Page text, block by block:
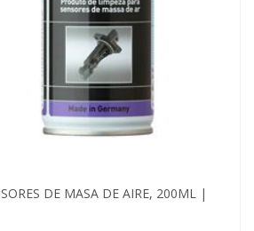
DE MASA DE AIRE, 200ML |